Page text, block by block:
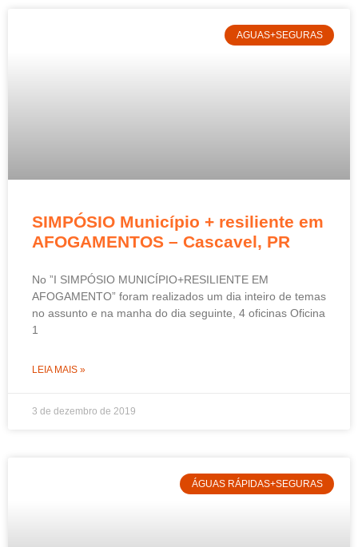
AGUAS+SEGURAS
SIMPÓSIO Município + resiliente em
AFOGAMENTOS – Cascavel, PR
No ”I SIMPÓSIO MUNICÍPIO+RESILIENTE EM
AFOGAMENTO” foram realizados um dia inteiro de temas
no assunto e na manha do dia seguinte, 4 oficinas Oficina
1
LEIA MAIS »
3 de dezembro de 2019
ÁGUAS RÁPIDAS+SEGURAS